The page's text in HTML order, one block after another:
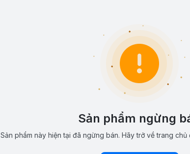
Sản phẩm ngừng
Sản phẩm này hiện tại đã ngừng bán. Hãy trở về trang